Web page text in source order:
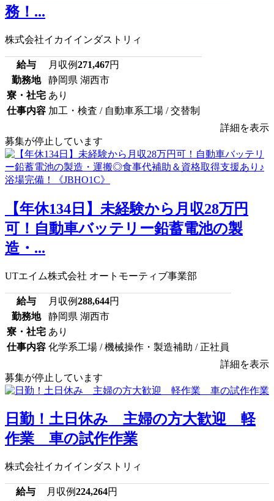
務！...
株式会社イカイインダストリィ
給与 月収例271,467円
勤務地
静岡県 湖西市
寮・社宅 あり
仕事内容 加工・検査 / 自動車系工場 / 交替制
詳細を表示
募集が停止しています
【年休134日】未経験から月収28万円
可！自動車バッテリー鉛蓄電池の製
造・...
UTエイム株式会社 オートモーティブ事業部
給与 月収例288,644円
勤務地
静岡県 湖西市
寮・社宅 あり
仕事内容 化学系工場 / 機械操作・製造補助 / 正社員
詳細を表示
募集が停止しています
日勤！土日休み 主婦の方大歓迎 軽
作業 車の試作作業
株式会社イカイインダストリィ
給与 月収例224,264円